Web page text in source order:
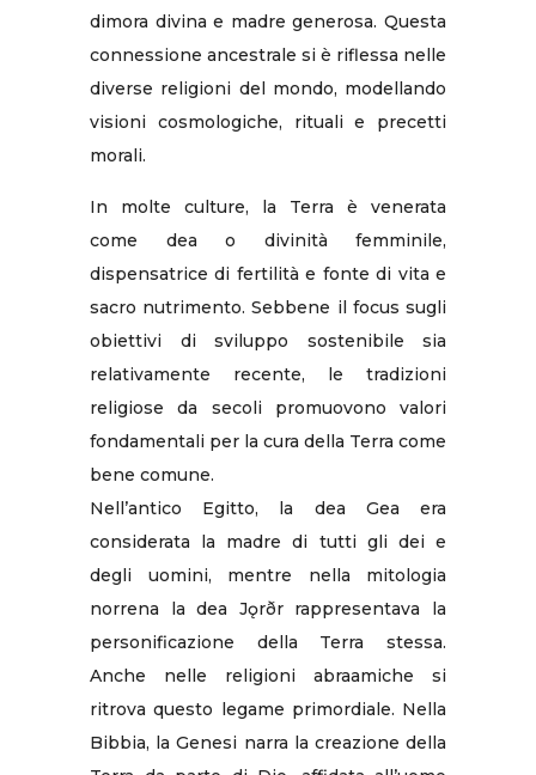
dimora divina e madre generosa. Questa
connessione ancestrale si è riflessa nelle
diverse religioni del mondo, modellando
visioni cosmologiche, rituali e precetti
morali.
In molte culture, la Terra è venerata
come dea o divinità femminile,
dispensatrice di fertilità e fonte di vita e
sacro nutrimento. Sebbene il focus sugli
obiettivi di sviluppo sostenibile sia
relativamente recente, le tradizioni
religiose da secoli promuovono valori
fondamentali per la cura della Terra come
bene comune.
Nell’antico Egitto, la dea Gea era
considerata la madre di tutti gli dei e
degli uomini, mentre nella mitologia
norrena la dea Jǫrðr rappresentava la
personificazione della Terra stessa.
Anche nelle religioni abraamiche si
ritrova questo legame primordiale. Nella
Bibbia, la Genesi narra la creazione della